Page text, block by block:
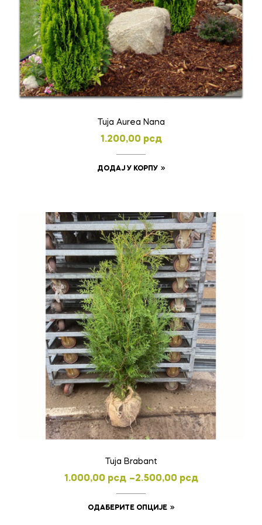
Tuja Aurea Nana
1.200,00 рсд
ДОДАЈ У КОРПУ
Tuja Brabant
1.000,00 рсд –2.500,00 рсд
Распон
цена:
од
ОДАБЕРИТЕ ОПЦИЈЕ
Овај